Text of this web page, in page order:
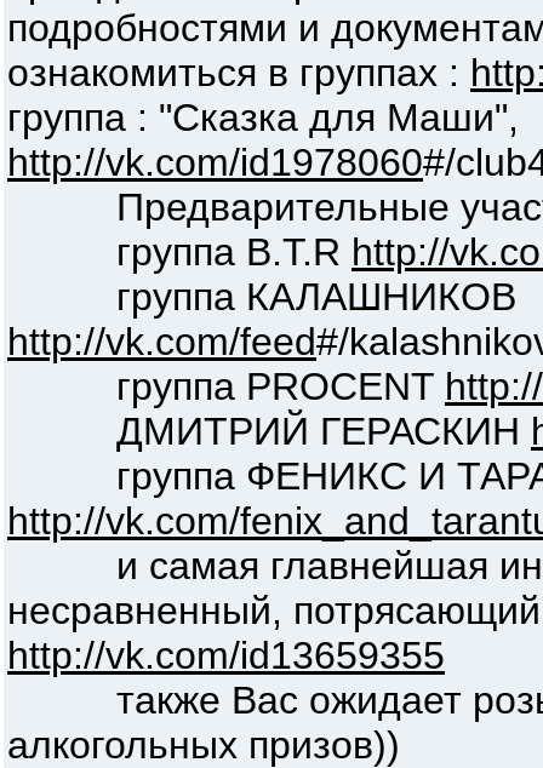
подробностями и
ознакомиться в группах :
группа : "Сказка для Маши",
http://vk.com/id1978060#/
Предварительные
группа B.T.R http://
группа КАЛАШНИКОВ
http://vk.com/feed#/
группа PROCENT
ДМИТРИЙ ГЕРАСКИН
группа ФЕНИКС И
http://vk.com/
и самая главнейшая
несравненный,
http://vk.com/id13659355
также Вас ожидает
алкогольных призов))